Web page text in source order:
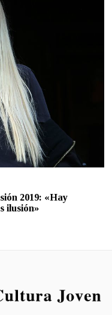
2019: «Hay
ilusión»